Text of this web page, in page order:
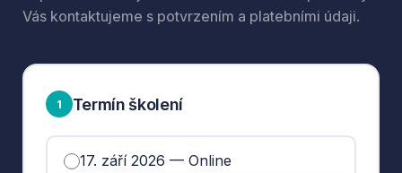
Vás kontaktujeme s potvrzením a platebními údaji.
1 Termín školení
17. září 2026 — Online